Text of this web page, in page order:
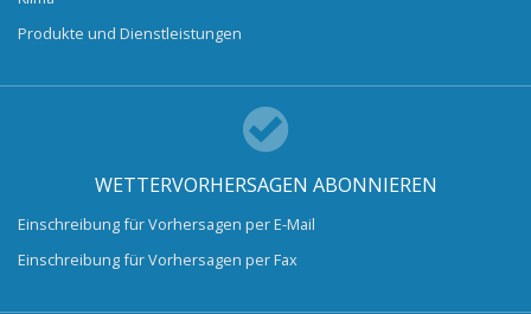
Produkte und Dienstleistungen
WETTERVORHERSAGEN ABONNIEREN
Einschreibung für Vorhersagen per E-Mail
Einschreibung für Vorhersagen per Fax